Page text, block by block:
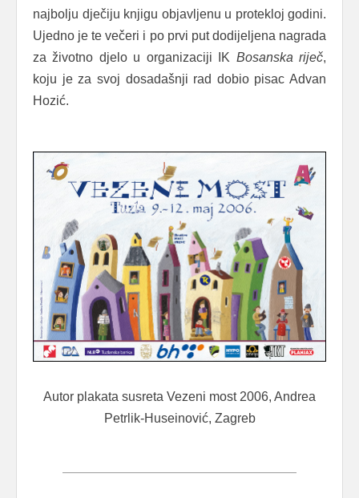
najbolju dječiju knjigu objavljenu u protekloj godini.
Ujedno je te večeri i po prvi put dodijeljena nagrada
za životno djelo u organizaciji IK Bosanska riječ,
koju je za svoj dosadašnji rad dobio pisac Advan
Hozić.
Autor plakata susreta Vezeni most 2006, Andrea
Petrlik-Huseinović, Zagreb